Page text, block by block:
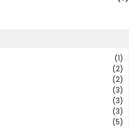
(1)
(2)
(2)
(3)
(3)
(3)
(5)